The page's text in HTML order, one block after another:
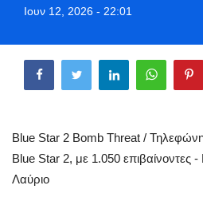
Arts & Culture
Sport
Ιουν 12, 2026 - 22:01
Blue Star 2 Bomb Threat /
Blue Star 2, με 1.050 επιβαίνοντες
Λαύριο